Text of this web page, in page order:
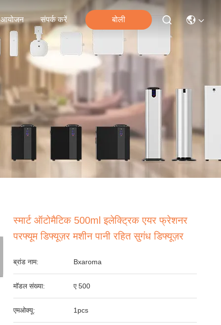
आयोजन संपर्क करें बोली
स्मार्ट ऑटोमैटिक 500ml इलेक्ट्रिक एयर फ्रेशनर
परफ्यूम डिफ्यूज़र मशीन पानी रहित सुगंध डिफ्यूज़र
ब्रांड नाम: Bxaroma
मॉडल संख्या: ए 500
एमओक्यू: 1pcs